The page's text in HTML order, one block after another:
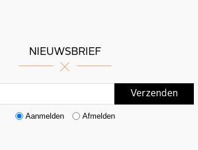
NIEUWSBRIEF
Aanmelden Afmelden